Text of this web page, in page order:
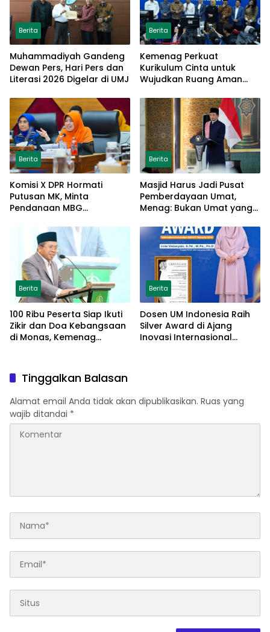
Berita
Muhammadiyah Gandeng
Dewan Pers, Hari Pers dan
Literasi 2026 Digelar di UMJ
Berita
Kemenag Perkuat
Kurikulum Cinta untuk
Wujudkan Ruang Aman
Berita
Komisi X DPR Hormati
Putusan MK, Minta
Pendanaan MBG
Pendidikan
Berita
Masjid Harus Jadi Pusat
Pemberdayaan Umat,
Menag: Bukan Umat yang
Berita
100 Ribu Peserta Siap Ikuti
Zikir dan Doa Kebangsaan
di Monas, Kemenag
Berita
Dosen UM Indonesia Raih
Silver Award di Ajang
Inovasi Internasional
Tinggalkan Balasan
Alamat email Anda tidak akan dipublikasikan. Ruas yang
wajib ditandai *